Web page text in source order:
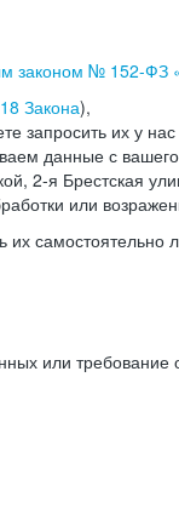
законом № 152-ФЗ
Закона),
запросить их у
данные с
2-я
или
самостоятельно
или требование